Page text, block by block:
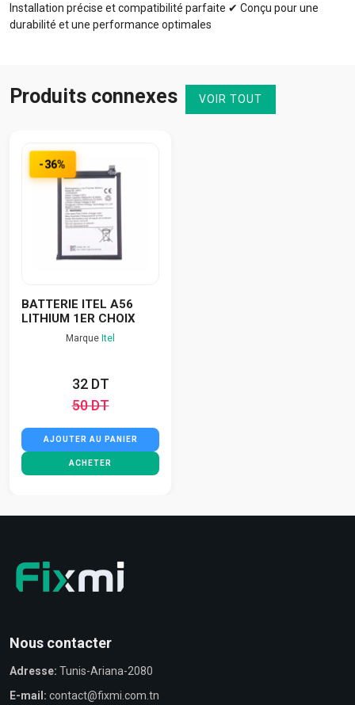
Installation précise et compatibilité parfaite ✔ Conçu pour une
durabilité et une performance optimales
Produits connexes VOIR TOUT
-36%
BATTERIE ITEL A56
LITHIUM 1ER CHOIX
Marque Itel
32 DT
50 DT
AJOUTER AU PANIER
ACHETER
Nous contacter
Adresse: Tunis-Ariana-2080
E-mail: contact@fixmi.com.tn